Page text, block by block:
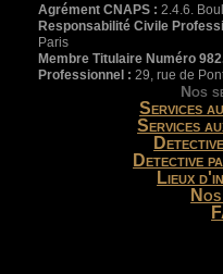
Agrément CNAPS : 2.4.6.
Responsabilité Civile
Paris
Membre Titulaire Numéro
Professionnel : 29, rue de
Nos
Services
Services
Detective
Lieux